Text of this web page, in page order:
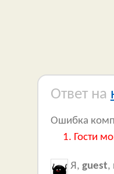
Ответ на
Ошибка
Гости
Я, guest,